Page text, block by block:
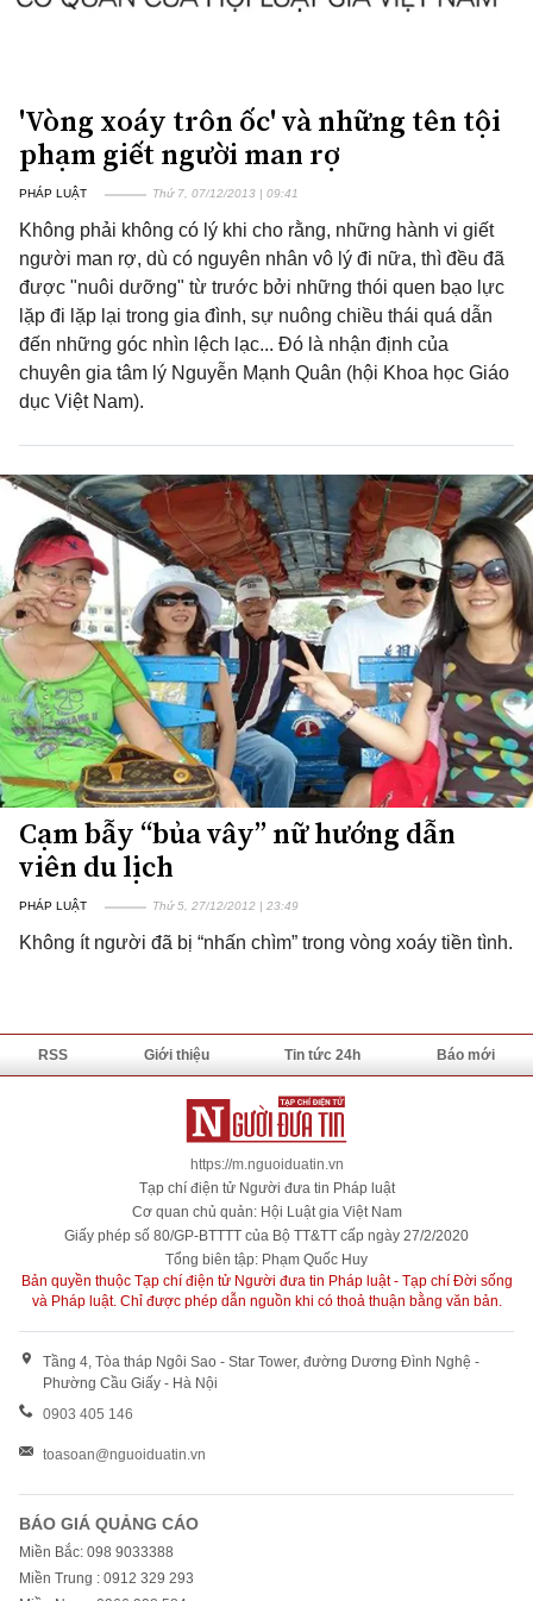
'Vòng xoáy trôn ốc' và những tên tội
phạm giết người man rợ
PHÁP LUẬT Thứ 7, 07/12/2013 | 09:41
Không phải không có lý khi cho rằng, những hành vi giết
người man rợ, dù có nguyên nhân vô lý đi nữa, thì đều đã
được "nuôi dưỡng" từ trước bởi những thói quen bạo lực
lặp đi lặp lại trong gia đình, sự nuông chiều thái quá dẫn
đến những góc nhìn lệch lạc... Đó là nhận định của
chuyên gia tâm lý Nguyễn Mạnh Quân (hội Khoa học Giáo
dục Việt Nam).
Cạm bẫy “bủa vây” nữ hướng dẫn
viên du lịch
PHÁP LUẬT Thứ 5, 27/12/2012 | 23:49
Không ít người đã bị “nhấn chìm” trong vòng xoáy tiền tình.
RSS Giới thiệu Tin tức 24h Báo mới
https://m.nguoiduatin.vn
Tạp chí điện tử Người đưa tin Pháp luật
Cơ quan chủ quản: Hội Luật gia Việt Nam
Giấy phép số 80/GP-BTTTT của Bộ TT&TT cấp ngày 27/2/2020
Tổng biên tập: Phạm Quốc Huy
Bản quyền thuộc Tạp chí điện tử Người đưa tin Pháp luật - Tạp chí Đời sống
và Pháp luật. Chỉ được phép dẫn nguồn khi có thoả thuận bằng văn bản.
Tầng 4, Tòa tháp Ngôi Sao - Star Tower, đường Dương Đình Nghệ -
Phường Cầu Giấy - Hà Nội
0903 405 146
toasoan@nguoiduatin.vn
BÁO GIÁ QUẢNG CÁO
Miền Bắc: 098 9033388
Miền Trung : 0912 329 293